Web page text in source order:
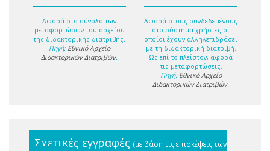
Αφορά στο σύνολο των
μεταφορτώσων του αρχείου
της διδακτορικής διατριβής.
Πηγή: Εθνικό Αρχείο
Διδακτορικών Διατριβών.
Αφορά στους συνδεδεμένους
στο σύστημα χρήστες οι
οποίοι έχουν αλληλεπιδράσει
με τη διδακτορική διατριβή.
Ως επί το πλείστον, αφορά
τις μεταφορτώσεις.
Πηγή: Εθνικό Αρχείο
Διδακτορικών Διατριβών.
Σχετικές εγγραφές (με βάση τις επισκέψεις των